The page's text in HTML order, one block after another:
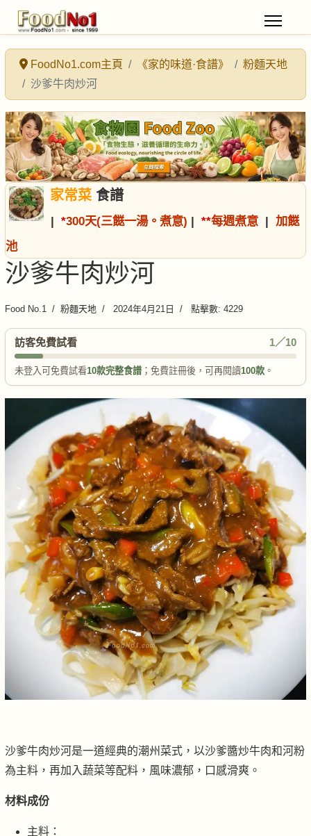
FoodNo1.com主頁 《家的味道·食譜》
粉麵天地
沙爹牛肉炒河
家常菜食譜
| *300天(三餸一湯。煮意) | **每週煮意 | 加餸
池
沙爹牛肉炒河
Food No.1 粉麵天地 2024年4月21日 點擊數: 4229
訪客免費試看 1／10
未登入可免費試看10款完整食譜 ；免費註冊後，可再閱讀100款 。
沙爹牛肉炒河是一道經典的潮州菜式，以沙爹醬炒牛肉和河粉
為主料，再加入蔬菜等配料，風味濃郁，口感滑爽。
材料成份
主料：